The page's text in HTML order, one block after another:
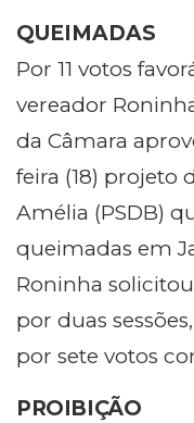
QUEIMADAS
Por 11 votos
vereador
da Câmara
feira (18) projeto
Amélia (PSDB)
queimadas em
Roninha
por duas
por sete votos
PROIBIÇÃO